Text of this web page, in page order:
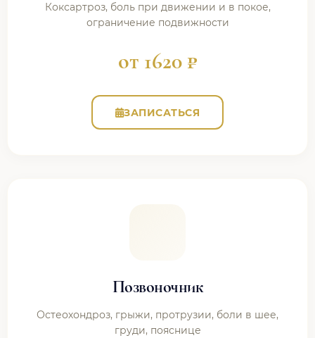
Коксартроз, боль при движении и в покое,
ограничение подвижности
от 1620 ₽
ЗАПИСАТЬСЯ
Позвоночник
Остеохондроз, грыжи, протрузии, боли в шее,
груди, пояснице